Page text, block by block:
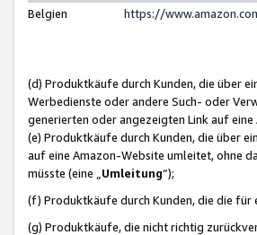
Belgien
https://
(d) Produktkäufe durch Kunden, die über
Werbedienste oder andere Such- oder
generierten oder angezeigten Link auf
(e) Produktkäufe durch Kunden, die über
auf eine Amazon-Website umleitet, ohne
müsste (eine „ Umleitung“);
(f) Produktkäufe durch Kunden, die die
(g) Produktkäufe, die nicht richtig